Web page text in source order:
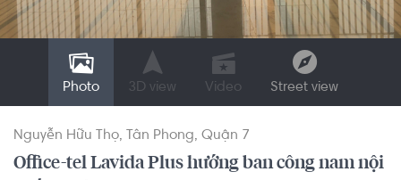
Photo 3D view Video Street view
Nguyễn Hữu Thọ Tân Phong Quận 7
Office-tel Lavida Plus hướng ban công nam nội